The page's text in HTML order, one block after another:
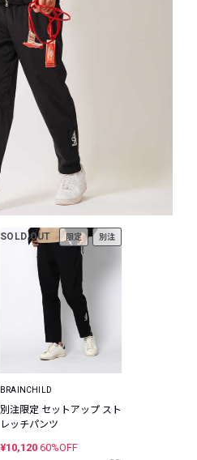
SOLD OUT 限定 別注
BRAINCHILD
別注限定 セットアップ スト
レッチパンツ
¥10,120 60%OFF